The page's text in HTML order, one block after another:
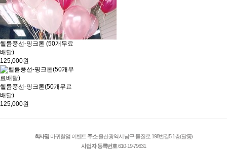
헬륨풍선-핑크톤 (50개무료
배달)
125,000원
헬륨풍선-핑크톤(50개무료
배달)
125,000원
회사명 마귀할멈 이벤트 주소울산광역시 남구 돋질로 198번길5 1층(달동)
사업자 등록번호610-19-79631